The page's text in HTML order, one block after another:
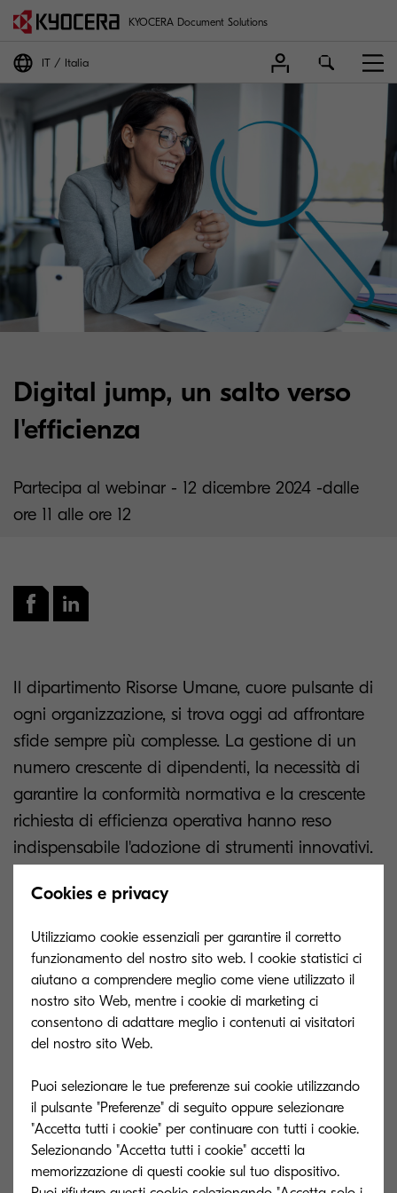
KYOCERA Document Solutions
IT Italia
Digital jump, un salto verso
l'efficienza
Partecipa al webinar - 12 dicembre 2024 -dalle
ore 11 alle ore 12
Il dipartimento Risorse Umane, cuore pulsante di
ogni organizzazione, si trova oggi ad affrontare
sfide sempre più complesse. La gestione di un
numero crescente di dipendenti, la necessità di
garantire la conformità normativa e la crescente
richiesta di efficienza operativa hanno reso
indispensabile l'adozione di strumenti innovativi.
Tra le numerose attività che caratterizzano il
documentale riveste un ruolo cruciale. Dai
contratti di lavoro alle buste paga, passando per
le certificazioni e i dati personali, la mole di
documenti da gestire è considerevole e richiede
un'organizzazione impeccabile.
In questo contesto, le soluzioni software si
presentano come alleati indispensabili per
ottimizzare i processi, ridurre gli errori e migliorare
la produttività. Grazie a funzionalità avanzate
Cookies e privacy
Utilizziamo cookie essenziali per garantire il corretto
funzionamento del nostro sito web. I cookie statistici ci
aiutano a comprendere meglio come viene utilizzato il
nostro sito Web, mentre i cookie di marketing ci
consentono di adattare meglio i contenuti ai visitatori
del nostro sito Web.
Puoi selezionare le tue preferenze sui cookie utilizzando
il pulsante "Preferenze" di seguito oppure selezionare
"Accetta tutti i cookie" per continuare con tutti i cookie.
Selezionando "Accetta tutti i cookie" accetti la
memorizzazione di questi cookie sul tuo dispositivo.